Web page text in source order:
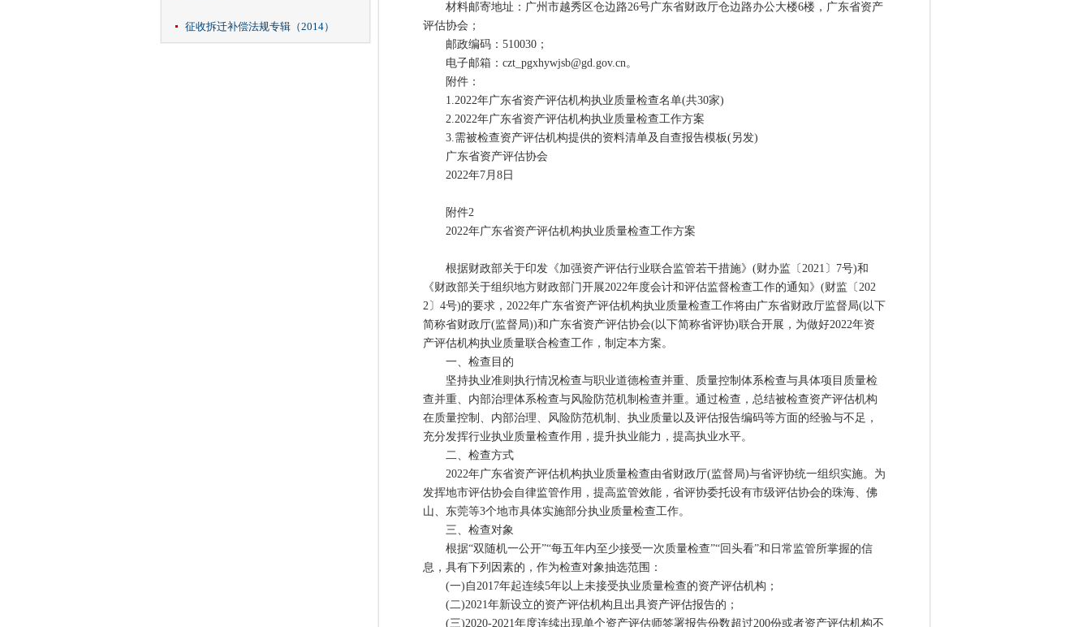
征收拆迁补偿法规专辑（2014）
材料邮寄地址：广州市越秀区仓边路26号广东省财政厅仓边路办公大楼6楼，广东省资产
评估协会；
邮政编码：510030；
电子邮箱：czt_pgxhywjsb@gd.gov.cn。
附件：
1.2022年广东省资产评估机构执业质量检查名单(共30家)
2.2022年广东省资产评估机构执业质量检查工作方案
3.需被检查资产评估机构提供的资料清单及自查报告模板(另发)
广东省资产评估协会
2022年7月8日
附件2
2022年广东省资产评估机构执业质量检查工作方案
根据财政部关于印发《加强资产评估行业联合监管若干措施》(财办监〔2021〕7号)和
《财政部关于组织地方财政部门开展2022年度会计和评估监督检查工作的通知》(财监〔202
2〕4号)的要求，2022年广东省资产评估机构执业质量检查工作将由广东省财政厅监督局(以下
简称省财政厅(监督局))和广东省资产评估协会(以下简称省评协)联合开展，为做好2022年资
产评估机构执业质量联合检查工作，制定本方案。
一、检查目的
坚持执业准则执行情况检查与职业道德检查并重、质量控制体系检查与具体项目质量检
查并重、内部治理体系检查与风险防范机制检查并重。通过检查，总结被检查资产评估机构
在质量控制、内部治理、风险防范机制、执业质量以及评估报告编码等方面的经验与不足，
充分发挥行业执业质量检查作用，提升执业能力，提高执业水平。
二、检查方式
2022年广东省资产评估机构执业质量检查由省财政厅(监督局)与省评协统一组织实施。为
发挥地市评估协会自律监管作用，提高监管效能，省评协委托设有市级评估协会的珠海、佛
山、东莞等3个地市具体实施部分执业质量检查工作。
三、检查对象
根据“双随机一公开”“每五年内至少接受一次质量检查”“回头看”和日常监管所掌握的信
息，具有下列因素的，作为检查对象抽选范围：
(一)自2017年起连续5年以上未接受执业质量检查的资产评估机构；
(二)2021年新设立的资产评估机构且出具资产评估报告的；
(三)2020-2021年度连续出现单个资产评估师签署报告份数超过200份或者资产评估机构不